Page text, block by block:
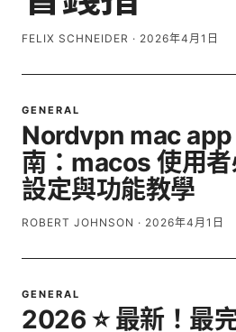
FELIX SCHNEIDER · 2026年4月1日
GENERAL
Nordvpn mac app
南：macos 使用
設定與功能教學
ROBERT JOHNSON · 2026年4月1日
GENERAL
2026 ⭐ 最新！最